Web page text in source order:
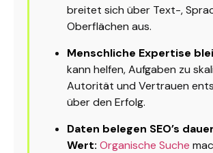
breitet sich über Text-,
Oberflächen aus.
Menschliche Expertise
kann helfen, Aufgaben zu
Autorität und Vertrauen
über den Erfolg.
Daten belegen SEO’s
Wert: Organische Suche